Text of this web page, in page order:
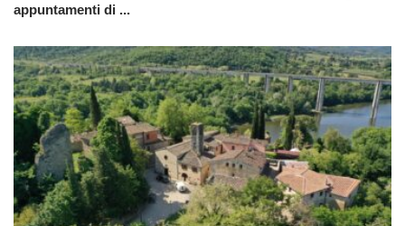
appuntamenti di ...